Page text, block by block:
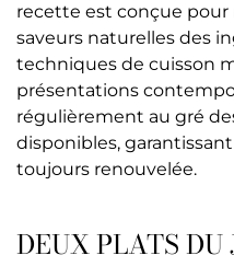
recette est conçue
saveurs naturelles des
techniques de cuisson
présentations
régulièrement au gré
disponibles,
toujours renouvelée.
DEUX PLATS DU